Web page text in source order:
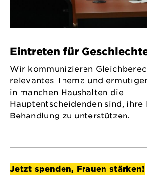
Eintreten für
Wir kommunizieren
relevantes Thema und
in manchen Haushalten die
Hauptentscheidenden sind, ihre
Behandlung zu unterstützen.
Jetzt spenden, Frauen stärken!